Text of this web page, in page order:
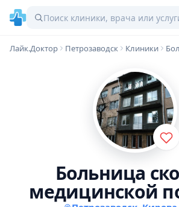
Лайк.Доктор Петрозаводск Клиники
Больница
медицинской